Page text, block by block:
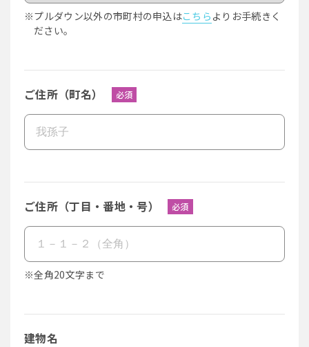
※プルダウン以外の市町村の申込はこちら よりお手続きく
ださい。
ご住所（町名） 必須
ご住所（丁目・番地・号） 必須
※全角20文字まで
建物名